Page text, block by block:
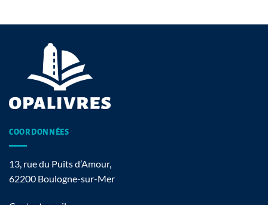
COORDONNÉES
13, rue du Puits d’Amour,
62200 Boulogne-sur-Mer